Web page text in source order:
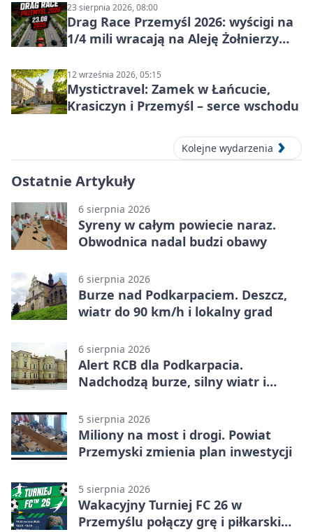
23 sierpnia 2026, 08:00
Drag Race Przemyśl 2026: wyścigi na
1/4 mili wracają na Aleję Żołnierzy
12 września 2026, 05:15
Mystictravel: Zamek w Łańcucie,
Krasiczyn i Przemyśl – serce wschodu
Kolejne wydarzenia
Ostatnie Artykuły
6 sierpnia 2026
Syreny w całym powiecie naraz.
Obwodnica nadal budzi obawy
6 sierpnia 2026
Burze nad Podkarpaciem. Deszcz,
wiatr do 90 km/h i lokalny grad
6 sierpnia 2026
Alert RCB dla Podkarpacia.
Nadchodzą burze, silny wiatr i
5 sierpnia 2026
Miliony na most i drogi. Powiat
Przemyski zmienia plan inwestycji
5 sierpnia 2026
Wakacyjny Turniej FC 26 w
Przemyślu połączy grę i piłkarski